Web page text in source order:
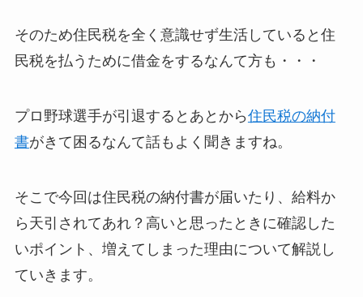
そのため住民税を全く意識せず生活していると住
民税を払うために借金をするなんて方も・・・
プロ野球選手が引退するとあとから住民税の納付
書がきて困るなんて話もよく聞きますね。
そこで今回は住民税の納付書が届いたり、給料か
ら天引されてあれ？高いと思ったときに確認した
いポイント、増えてしまった理由について解説し
ていきます。